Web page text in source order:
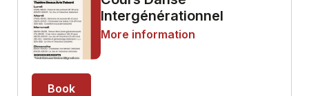
Intergénérationnel
More information
Book